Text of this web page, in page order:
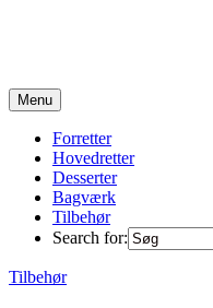
Menu
Forretter
Hovedretter
Desserter
Bagværk
Tilbehør
Search for:
Tilbehør